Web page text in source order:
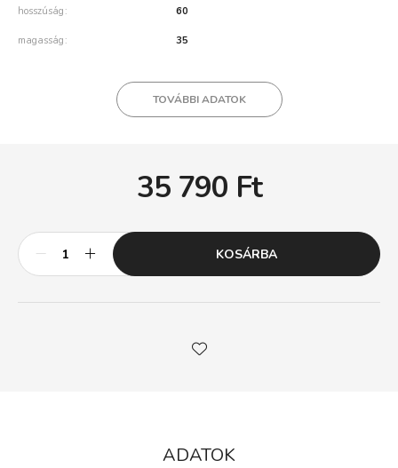
hosszúság 60
magasság 35
TOVÁBBI ADATOK
35 790 Ft
KOSÁRBA
ADATOK